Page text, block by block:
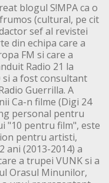
blogul S!MPA ca o
(cultural, pe cit
sef al revistei
din echipa care a
FM si care a
Radio 21 la
si a fost consultant
Guerrilla. A
Ca-n filme (Digi 24
personal pentru
"10 pentru film", este
pentru artisti,
ani (2013-2014) a
a trupei VUNK si a
Orasul Minunilor,